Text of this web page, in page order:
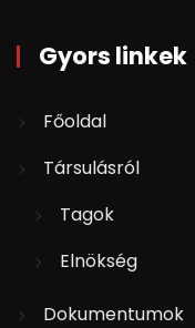
Gyors linkek
Főoldal
Társulásról
Tagok
Elnökség
Dokumentumok